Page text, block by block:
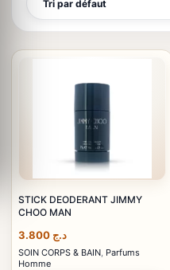
STICK DEODERANT JIMMY
CHOO MAN
د.ج
SOIN CORPS & BAIN, Parfums
Homme